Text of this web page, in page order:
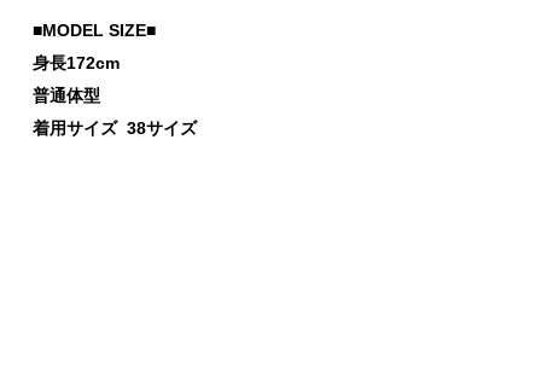
■MODEL SIZE■
身長172cm
普通体型
着用サイズ 38サイズ